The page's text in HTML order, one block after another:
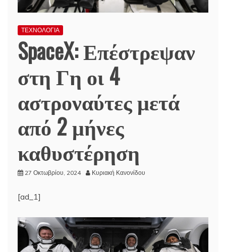
ΤΕΧΝΟΛΟΓΙΑ
SpaceX: Επέστρεψαν
στη Γη οι 4
αστροναύτες μετά
από 2 μήνες
καθυστέρηση
27 Οκτωβρίου, 2024 Κυριακή Κανονίδου
[ad_1]